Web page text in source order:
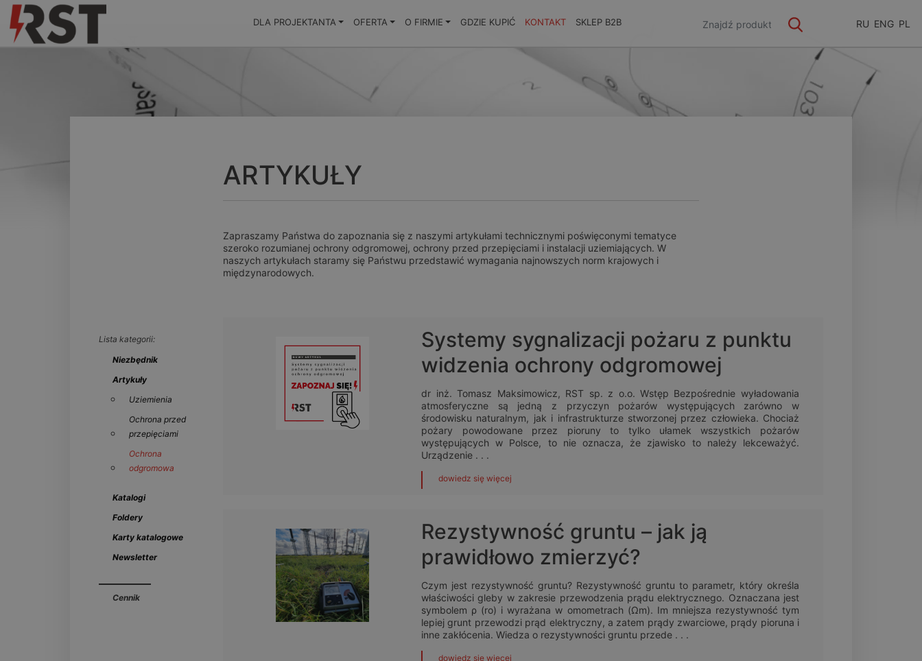
DLA PROJEKTANTA OFERTA O FIRMIE GDZIE KUPIĆ KONTAKT SKLEP B2B RU ENG PL
ARTYKUŁY
Zapraszamy Państwa do zapoznania się z naszymi artykułami technicznymi poświęconymi tematyce
szeroko rozumianej ochrony odgromowej, ochrony przed przepięciami i instalacji uziemiających. W
naszych artykułach staramy się Państwu przedstawić wymagania najnowszych norm krajowych i
międzynarodowych.
Lista kategorii:
Niezbędnik
Artykuły
Uziemienia
Ochrona przed
przepięciami
Ochrona
odgromowa
Katalogi
Foldery
Karty katalogowe
Newsletter
Cennik
Systemy sygnalizacji pożaru z punktu
widzenia ochrony odgromowej
dr inż. Tomasz Maksimowicz, RST sp. z o.o. Wstęp Bezpośrednie wyładowania
atmosferyczne są jedną z przyczyn pożarów występujących zarówno w
środowisku naturalnym, jak i infrastrukturze stworzonej przez człowieka. Chociaż
pożary powodowane przez pioruny to tylko ułamek wszystkich pożarów
występujących w Polsce, to nie oznacza, że zjawisko to należy lekceważyć.
Urządzenie . . .
dowiedz się więcej
Rezystywność gruntu – jak ją
prawidłowo zmierzyć?
Czym jest rezystywność gruntu? Rezystywność gruntu to parametr, który określa
właściwości gleby w zakresie przewodzenia prądu elektrycznego. Oznaczana jest
symbolem ρ (ro) i wyrażana w omometrach (Ωm). Im mniejsza rezystywność tym
lepiej grunt przewodzi prąd elektryczny, a zatem prądy zwarciowe, prądy pioruna i
inne zakłócenia. Wiedza o rezystywności gruntu przede . . .
dowiedz się więcej